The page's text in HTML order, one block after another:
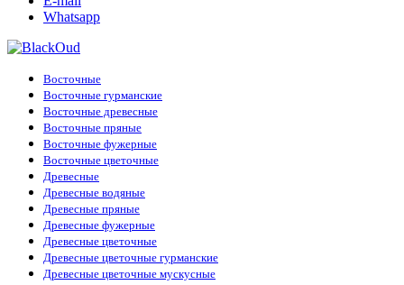
Whatsapp
Восточные
Восточные гурманские
Восточные древесные
Восточные пряные
Восточные фужерные
Восточные цветочные
Древесные
Древесные водяные
Древесные пряные
Древесные фужерные
Древесные цветочные
Древесные цветочные гурманские
Древесные цветочные мускусные